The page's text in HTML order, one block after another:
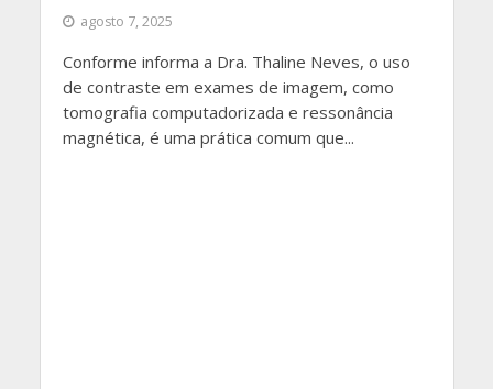
agosto 7, 2025
Conforme informa a Dra. Thaline Neves, o uso
de contraste em exames de imagem, como
tomografia computadorizada e ressonância
magnética, é uma prática comum que...